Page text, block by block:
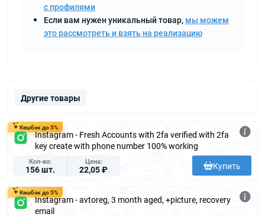
с профилями
Если вам нужен уникальный товар, мы можем
это рассмотреть и взять на реализацию
Другие товары
Кешбэк до 5%
Instagram - Fresh Accounts with 2fa verified with 2fa
key create with phone number 100% working
Кол-во
156 шт.
Цена
22,05 ₽ Купить
Кешбэк до 5%
Instagram - avtoreg, 3 month aged, +picture, recovery
email